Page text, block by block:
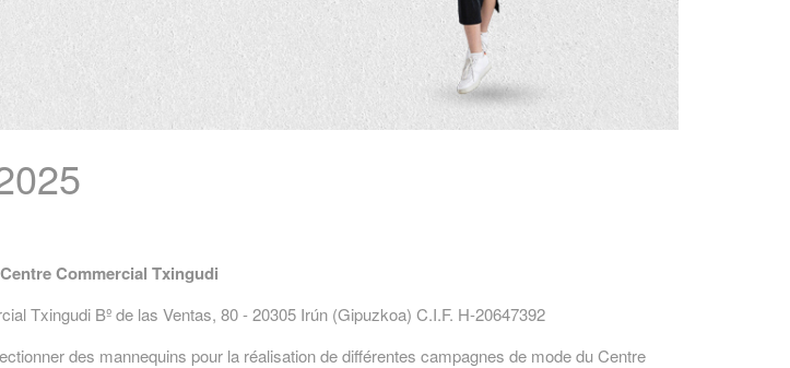
Commercial Txingudi
Txingudi Bº de las Ventas, 80 - 20305 Irún (Gipuzkoa) C.I.F. H-20647392
des mannequins pour la réalisation de différentes campagnes de mode du Centre